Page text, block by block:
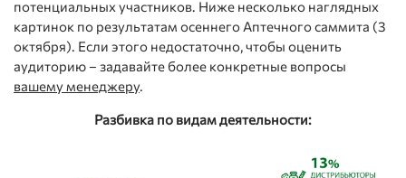
потенциальных участников. Ниже несколько наглядных
картинок по результатам осеннего Аптечного саммита (3
октября). Если этого недостаточно, чтобы оценить
аудиторию – задавайте более конкретные вопросы
вашему менеджеру.
Разбивка по видам деятельности: